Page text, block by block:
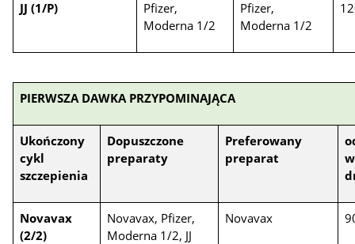
JJ (1/P)
Pfizer,
Moderna 1/2
Pfizer,
Moderna 1/2
PIERWSZA DAWKA PRZYPOMINAJĄCA
Ukończony
cykl
szczepienia
Dopuszczone
preparaty
Preferowany
preparat
w
Novavax
(2/2)
Novavax, Pfizer,
Moderna 1/2, JJ
Novavax